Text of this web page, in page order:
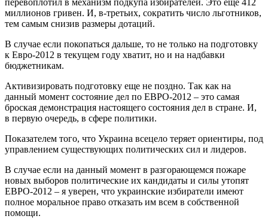
миллионов гривен. И, в-третьих, сократить число льготников,
тем самым снизив размеры дотаций.
В случае если покопаться дальше, то не только на подготовку
к Евро-2012 в текущем году хватит, но и на надбавки
бюджетникам.
Активизировать подготовку еще не поздно. Так как на
данный момент состояние дел по ЕВРО-2012 – это самая
броская демонстрация настоящего состояния дел в стране. И,
в первую очередь, в сфере политики.
Показателем того, что Украина всецело теряет ориентиры, под
управлением существующих политических сил и лидеров.
В случае если на данный момент в разгорающемся пожаре
новых выборов политические их кандидаты и силы утопят
ЕВРО-2012 – я уверен, что украинские избиратели имеют
полное моральное право отказать им всем в собственной
помощи.